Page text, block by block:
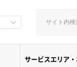
サービスエリア